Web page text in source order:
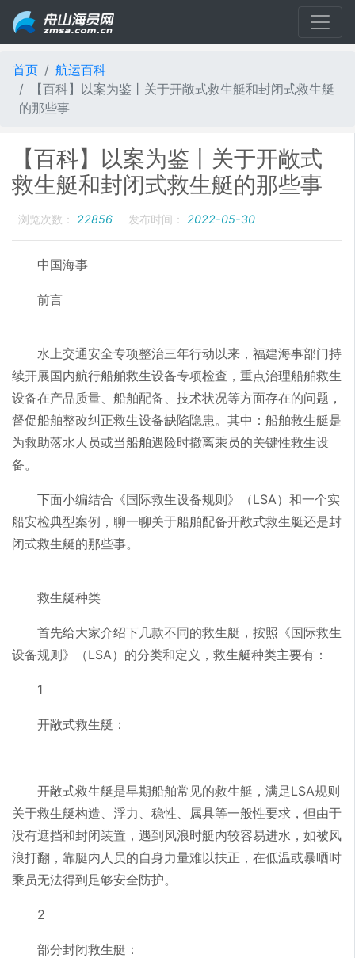
首页
航运百科
【百科】以案为鉴丨关于开敞式救生艇和封闭式救生艇
的那些事
【百科】以案为鉴丨关于开敞式
救生艇和封闭式救生艇的那些事
浏览次数： 22856 发布时间： 2022-05-30
中国海事
前言
水上交通安全专项整治三年行动以来，福建海事部门持
续开展国内航行船舶救生设备专项检查，重点治理船舶救生
设备在产品质量、船舶配备、技术状况等方面存在的问题，
督促船舶整改纠正救生设备缺陷隐患。其中：船舶救生艇是
为救助落水人员或当船舶遇险时撤离乘员的关键性救生设
备。
下面小编结合《国际救生设备规则》（LSA）和一个实
船安检典型案例，聊一聊关于船舶配备开敞式救生艇还是封
闭式救生艇的那些事。
救生艇种类
首先给大家介绍下几款不同的救生艇，按照《国际救生
设备规则》（LSA）的分类和定义，救生艇种类主要有：
1
开敞式救生艇：
开敞式救生艇是早期船舶常见的救生艇，满足LSA规则
关于救生艇构造、浮力、稳性、属具等一般性要求，但由于
没有遮挡和封闭装置，遇到风浪时艇内较容易进水，如被风
浪打翻，靠艇内人员的自身力量难以扶正，在低温或暴晒时
乘员无法得到足够安全防护。
2
部分封闭救生艇：